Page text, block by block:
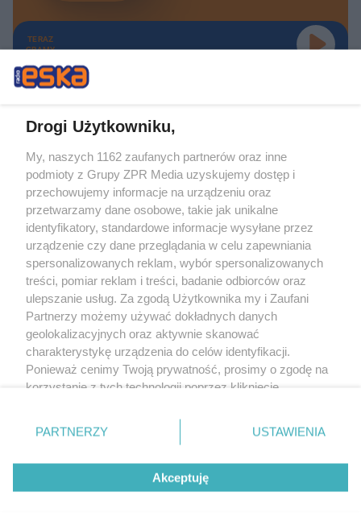
TERAZ
GRAMY
Żaden utwór zamieszczony w serwisie nie może być powielany i
rozpowszechniany lub dalej rozpowszechniany w jakikolwiek sposób (w
tym także elektroniczny lub mechaniczny) na jakimkolwiek polu
eksploatacji w jakiejkolwiek formie, włącznie z umieszczaniem w Internecie
bez pisemnej zgody właściciela praw. Jakiekolwiek użycie lub
wykorzystanie utworów w całości lub w części z naruszeniem prawa, tzn.
bez właściwej zgody, jest zabronione pod groźbą kary i może być ścigane
prawnie.
O nas
Drogi Użytkowniku,
My, naszych 1162 zaufanych partnerów oraz inne
podmioty z Grupy ZPR Media uzyskujemy dostęp i
przechowujemy informacje na urządzeniu oraz
przetwarzamy dane osobowe, takie jak unikalne
identyfikatory, standardowe informacje wysyłane przez
urządzenie czy dane przeglądania w celu zapewniania
spersonalizowanych reklam, wybór spersonalizowanych
treści, pomiar reklam i treści, badanie odbiorców oraz
ulepszanie usług. Za zgodą Użytkownika my i Zaufani
Partnerzy możemy używać dokładnych danych
geolokalizacyjnych oraz aktywnie skanować
charakterystykę urządzenia do celów identyfikacji.
Ponieważ cenimy Twoją prywatność, prosimy o zgodę na
korzystanie z tych technologii poprzez kliknięcie
zmienić/wycofać klikając przycisk ustawień prywatności
znajdujący się w lewym dolnym rogu strony
rodzaje przetwarzania danych nie wymagają zgody
użytkownika, ale masz prawo sprzeciwić się takiemu
przetwarzaniu. Preferencje będą miały zastosowanie tylko
PARTNERZY USTAWIENIA
Akceptuję